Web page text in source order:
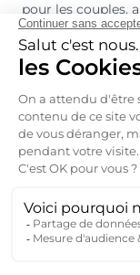
pour les couples,
spacieux pour les
plupart des
et offrent des
Peut-on louer
Oui ! Gray est
Printemps :